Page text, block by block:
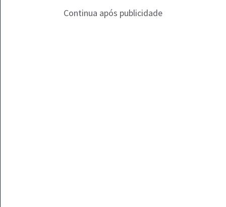
Continua após publicidade